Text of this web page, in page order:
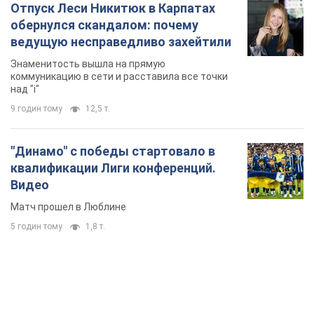
Отпуск Леси Никитюк в Карпатах
обернулся скандалом: почему
ведущую несправедливо захейтили
Знаменитость вышла на прямую
коммуникацию в сети и расставила все точки
над "i"
9 годин тому 12,5 т.
"Динамо" с победы стартовало в
квалификации Лиги конференций.
Видео
Матч прошел в Люблине
5 годин тому 1,8 т.